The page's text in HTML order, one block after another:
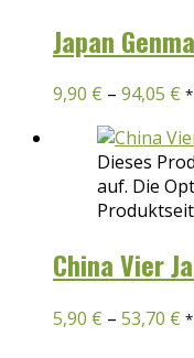
Japan
9,90 € – 94,05 € *
Dieses
auf. Die
China Vier
5,90 € – 53,70 € *